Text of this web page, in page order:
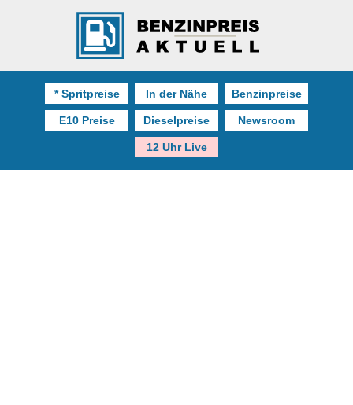
* Spritpreise In der Nähe Benzinpreise
E10 Preise Dieselpreise Newsroom
12 Uhr Live